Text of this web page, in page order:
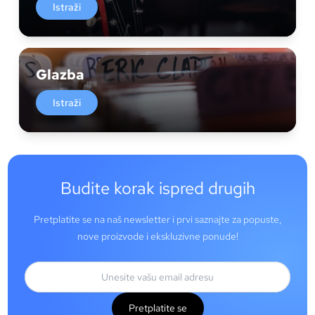
Istraži
Glazba
Istraži
Budite korak ispred drugih
Pretplatite se na naš newsletter i prvi saznajte za popuste,
nove proizvode i ekskluzivne ponude!
Pretplatite se